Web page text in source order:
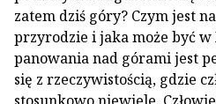
zatem dziś góry? Czym jest
przyrodzie i jaka może być w
panowania nad górami jest
się z rzeczywistością, gdzie